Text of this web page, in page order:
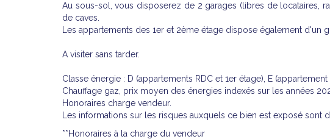
Au sous-sol, vous disposerez de 2 garages (libres de locataires,
de caves.
Les appartements des 1er et 2ème étage dispose également
A visiter sans tarder.
Classe énergie : D (appartements RDC et 1er étage), E
Chauffage gaz, prix moyen des énergies indexés sur les années
Honoraires charge vendeur.
Les informations sur les risques auxquels ce bien est exposé
**Honoraires à la charge du vendeur